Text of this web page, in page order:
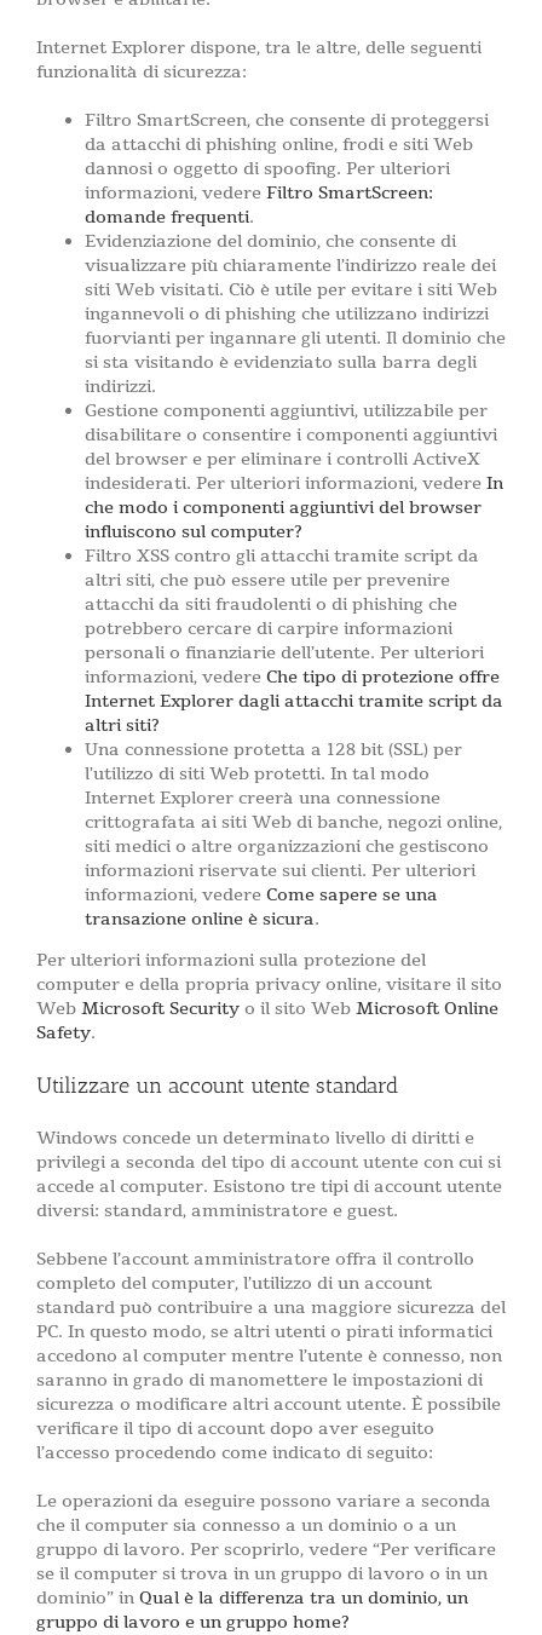
Internet Explorer dispone, tra le altre, delle seguenti
funzionalità di sicurezza:
Filtro SmartScreen, che consente di proteggersi
da attacchi di phishing online, frodi e siti Web
dannosi o oggetto di spoofing. Per ulteriori
informazioni, vedere Filtro SmartScreen:
domande frequenti.
Evidenziazione del dominio, che consente di
visualizzare più chiaramente l’indirizzo reale dei
siti Web visitati. Ciò è utile per evitare i siti Web
ingannevoli o di phishing che utilizzano indirizzi
fuorvianti per ingannare gli utenti. Il dominio che
si sta visitando è evidenziato sulla barra degli
indirizzi.
Gestione componenti aggiuntivi, utilizzabile per
disabilitare o consentire i componenti aggiuntivi
del browser e per eliminare i controlli ActiveX
indesiderati. Per ulteriori informazioni, vedere In
che modo i componenti aggiuntivi del browser
influiscono sul computer?
Filtro XSS contro gli attacchi tramite script da
altri siti, che può essere utile per prevenire
attacchi da siti fraudolenti o di phishing che
potrebbero cercare di carpire informazioni
personali o finanziarie dell’utente. Per ulteriori
informazioni, vedere Che tipo di protezione offre
Internet Explorer dagli attacchi tramite script da
altri siti?
Una connessione protetta a 128 bit (SSL) per
l’utilizzo di siti Web protetti. In tal modo
Internet Explorer creerà una connessione
crittografata ai siti Web di banche, negozi online,
siti medici o altre organizzazioni che gestiscono
informazioni riservate sui clienti. Per ulteriori
informazioni, vedere Come sapere se una
transazione online è sicura.
Per ulteriori informazioni sulla protezione del
computer e della propria privacy online, visitare il sito
Web Microsoft Security o il sito Web Microsoft Online
Safety.
Utilizzare un account utente standard
Windows concede un determinato livello di diritti e
privilegi a seconda del tipo di account utente con cui si
accede al computer. Esistono tre tipi di account utente
diversi: standard, amministratore e guest.
Sebbene l’account amministratore offra il controllo
completo del computer, l’utilizzo di un account
standard può contribuire a una maggiore sicurezza del
PC. In questo modo, se altri utenti o pirati informatici
accedono al computer mentre l’utente è connesso, non
saranno in grado di manomettere le impostazioni di
sicurezza o modificare altri account utente. È possibile
verificare il tipo di account dopo aver eseguito
l’accesso procedendo come indicato di seguito:
Le operazioni da eseguire possono variare a seconda
che il computer sia connesso a un dominio o a un
gruppo di lavoro. Per scoprirlo, vedere “Per verificare
se il computer si trova in un gruppo di lavoro o in un
dominio” in Qual è la differenza tra un dominio, un
gruppo di lavoro e un gruppo home?